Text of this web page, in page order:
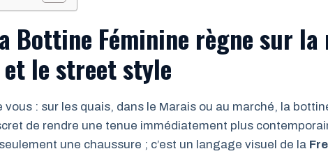
Bottine Féminine règne sur la
le street style
vous : sur les quais, dans le Marais ou au marché, la
de rendre une tenue immédiatement plus
une chaussure ; c’est un langage visuel de la